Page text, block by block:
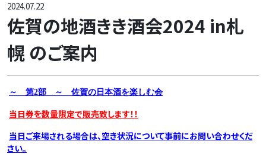
2024.07.22
佐賀の地酒きき酒会2024 in札
幌 のご案内
～ 第2部 ～ 佐賀の日本酒を楽しむ会
当日券を数量限定で販売致します！！
当日ご来場される場合は、空き状況について事前にお問い合わせくだ
さい。